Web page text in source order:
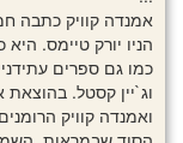
אמנדה קוויק כתבה
הניו יורק טיימס.
כמו גם ספרים
וג`יין קסטל. בהוצאת
ואמנדה קוויק